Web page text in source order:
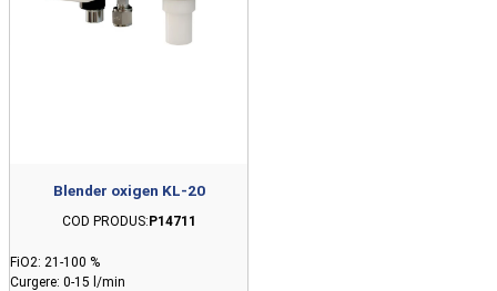
Blender oxigen KL-20
COD PRODUS:P14711
FiO2: 21-100 %
Curgere: 0-15 l/min